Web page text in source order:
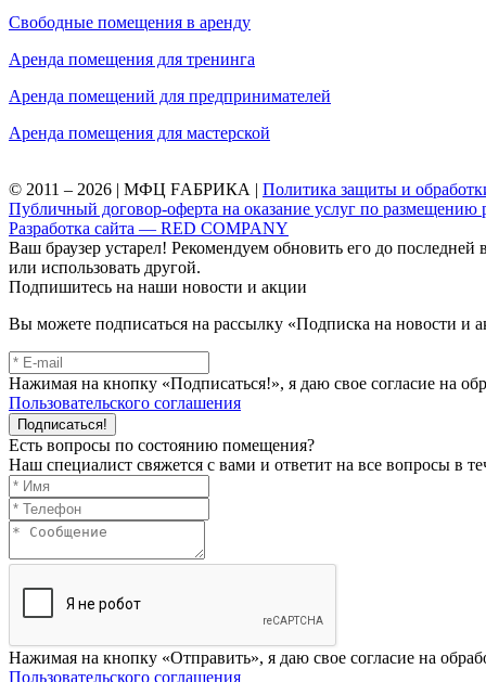
Свободные помещения в аренду
Аренда помещения для тренинга
Аренда помещений для предпринимателей
Аренда помещения для мастерской
© 2011 – 2026 | МФЦ FАБРИКА | Политика защиты и
Публичный договор-оферта на оказание услуг по размещению
Разработка сайта — RED COMPANY
Ваш браузер устарел! Рекомендуем обновить его до последней
или использовать другой.
Подпишитесь на наши новости и акции
Вы можете подписаться на рассылку «Подписка на новости и
Нажимая на кнопку «Подписаться!», я даю свое согласие на
Пользовательского соглашения
Подписаться!
Есть вопросы по состоянию помещения?
Наш специалист свяжется с вами и ответит на все вопросы в
Нажимая на кнопку «Отправить», я даю свое согласие на
Пользовательского соглашения